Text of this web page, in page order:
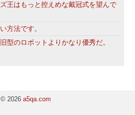
王はもっと控えめな戴冠式を望んで
方法です。
型のロボットよりかなり優秀だ。
© 2026 a5qa.com